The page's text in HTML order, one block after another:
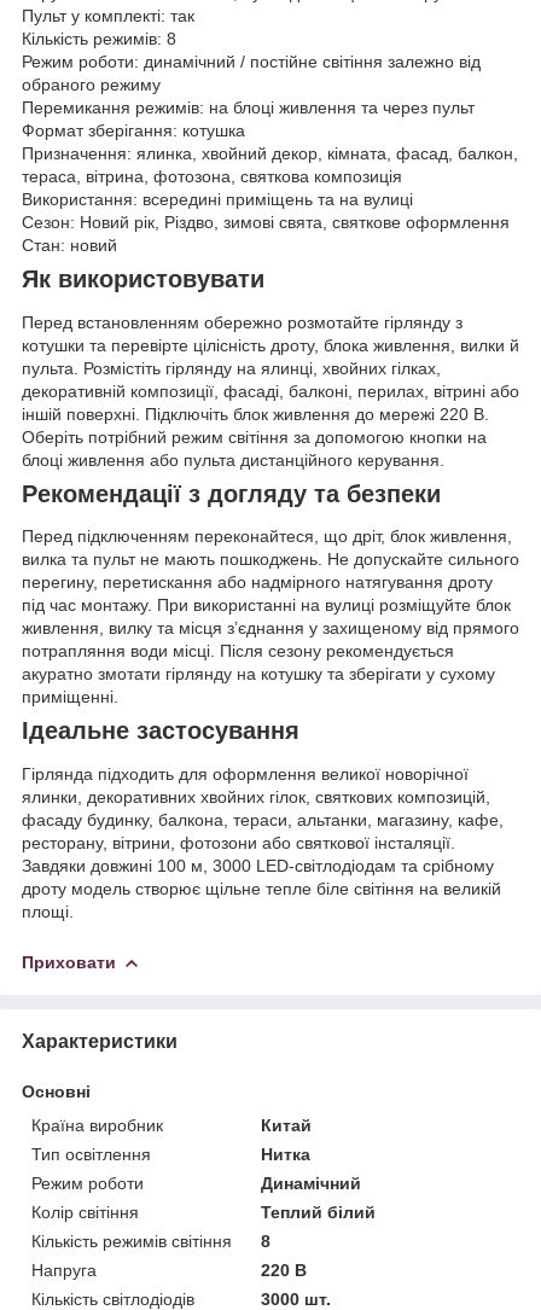
Пульт у комплекті: так
Кількість режимів: 8
Режим роботи: динамічний / постійне світіння залежно від
обраного режиму
Перемикання режимів: на блоці живлення та через пульт
Формат зберігання: котушка
Призначення: ялинка, хвойний декор, кімната, фасад, балкон,
тераса, вітрина, фотозона, святкова композиція
Використання: всередині приміщень та на вулиці
Сезон: Новий рік, Різдво, зимові свята, святкове оформлення
Стан: новий
Як використовувати
Перед встановленням обережно розмотайте гірлянду з
котушки та перевірте цілісність дроту, блока живлення, вилки й
пульта. Розмістіть гірлянду на ялинці, хвойних гілках,
декоративній композиції, фасаді, балконі, перилах, вітрині або
іншій поверхні. Підключіть блок живлення до мережі 220 В.
Оберіть потрібний режим світіння за допомогою кнопки на
блоці живлення або пульта дистанційного керування.
Рекомендації з догляду та безпеки
Перед підключенням переконайтеся, що дріт, блок живлення,
вилка та пульт не мають пошкоджень. Не допускайте сильного
перегину, перетискання або надмірного натягування дроту
під час монтажу. При використанні на вулиці розміщуйте блок
живлення, вилку та місця з’єднання у захищеному від прямого
потрапляння води місці. Після сезону рекомендується
акуратно змотати гірлянду на котушку та зберігати у сухому
приміщенні.
Ідеальне застосування
Гірлянда підходить для оформлення великої новорічної
ялинки, декоративних хвойних гілок, святкових композицій,
фасаду будинку, балкона, тераси, альтанки, магазину, кафе,
ресторану, вітрини, фотозони або святкової інсталяції.
Завдяки довжині 100 м, 3000 LED-світлодіодам та срібному
дроту модель створює щільне тепле біле світіння на великій
площі.
Приховати
Характеристики
Основні
Країна виробник
Китай
Тип освітлення
Нитка
Режим роботи
Динамічний
Колір світіння
Теплий білий
Кількість режимів світіння
8
Напруга
220 В
Кількість світлодіодів
3000 шт.